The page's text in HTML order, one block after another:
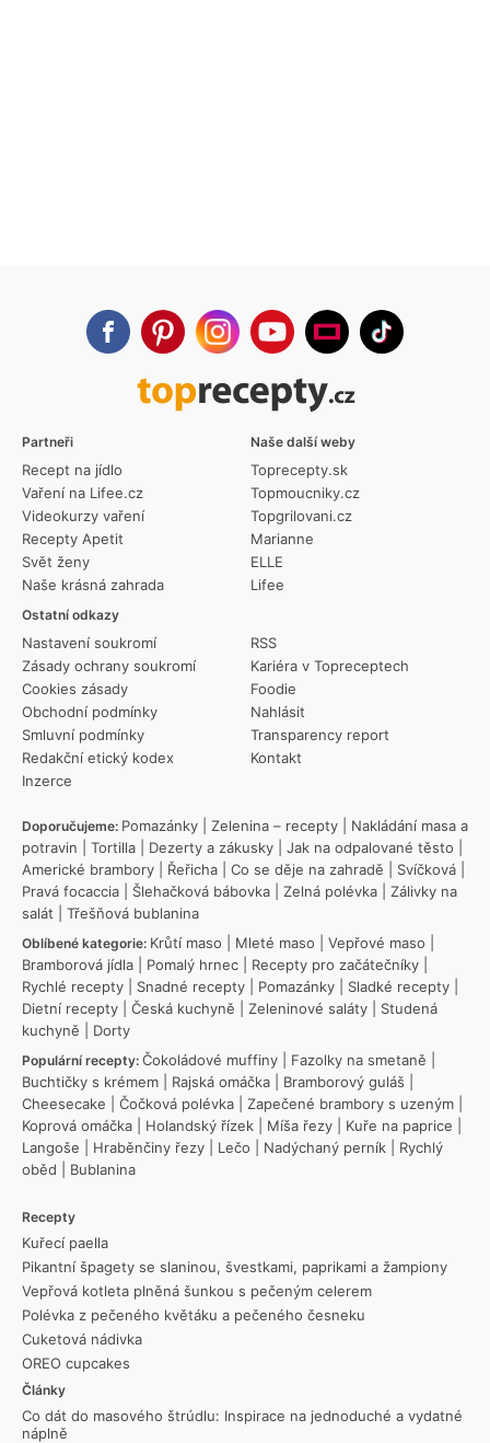
Partneři
Recept na jídlo
Vaření na Lifee.cz
Videokurzy vaření
Recepty Apetit
Svět ženy
Naše krásná zahrada
Ostatní odkazy
Nastavení soukromí
Zásady ochrany soukromí
Cookies zásady
Obchodní podmínky
Smluvní podmínky
Redakční etický kodex
Inzerce
RSS
Kariéra v Topreceptech
Foodie
Nahlásit
Transparency report
Kontakt
Naše další weby
Toprecepty.sk
Topmoucniky.cz
Topgrilovani.cz
Marianne
ELLE
Lifee
Doporučujeme: Pomazánky Zelenina – recepty
Nakládání masa a
potravin
Tortilla Dezerty a zákusky Jak na odpalované těsto
Americké brambory
Řeřicha Co se děje na zahradě Svíčková
Pravá focaccia
Šlehačková bábovka Zelná polévka
Zálivky na
salát
Třešňová bublanina
Oblíbené kategorie: Krůtí maso Mleté maso Vepřové maso
Bramborová jídla
Pomalý hrnec Recepty pro začátečníky
Rychlé recepty
Snadné recepty Pomazánky Sladké recepty
Dietní recepty
Česká kuchyně Zeleninové saláty
Studená
kuchyně
Dorty
Populární recepty: Čokoládové muffiny Fazolky na smetaně
Buchtičky s krémem
Rajská omáčka Bramborový guláš
Cheesecake
Čočková polévka Zapečené brambory s uzeným
Koprová omáčka
Holandský řízek Míša řezy Kuře na paprice
Langoše
Hraběnčiny řezy Lečo Nadýchaný perník
Rychlý
oběd
Bublanina
Recepty
Kuřecí paella
Pikantní špagety se slaninou, švestkami, paprikami a žampiony
Vepřová kotleta plněná šunkou s pečeným celerem
Polévka z pečeného květáku a pečeného česneku
Cuketová nádivka
OREO cupcakes
Články
Co dát do masového štrúdlu: Inspirace na jednoduché a vydatné
náplně